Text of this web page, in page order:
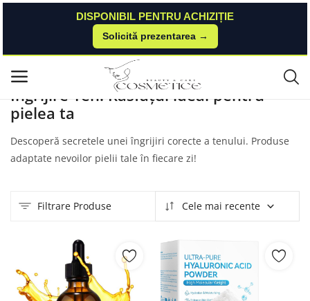
DISPONIBIL PENTRU ACHIZIȚIE
Solicită prezentarea →
Meniu principal
Categorii
Acasă
Autentificare
Produsecosmetice
Îngrijire Ten: Răsfățul ideal pentru
pielea ta
Descoperă secretele unei îngrijiri corecte a tenului. Produse
adaptate nevoilor pielii tale în fiecare zi!
Filtrare Produse Cele mai recente